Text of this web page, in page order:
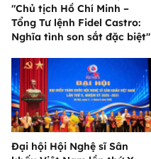
"Chủ tịch Hồ Chí Minh –
Tổng Tư lệnh Fidel Castro:
Nghĩa tình son sắt đặc biệt"
Đại hội Hội Nghệ sĩ Sân